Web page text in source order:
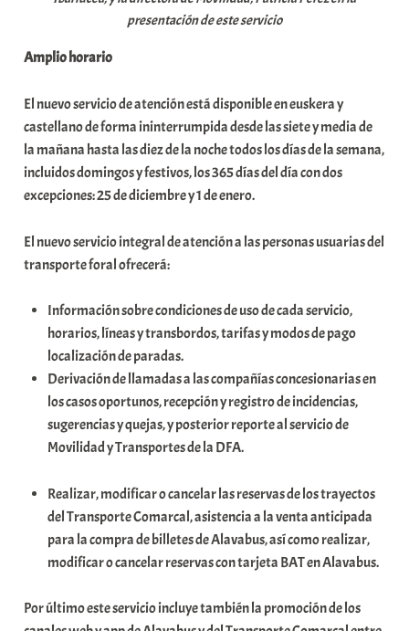
presentación de este servicio
Amplio horario
El nuevo servicio de atención está disponible en euskera y
castellano de forma ininterrumpida desde las siete y media de
la mañana hasta las diez de la noche todos los días de la semana,
incluidos domingos y festivos, los 365 días del día con dos
excepciones: 25 de diciembre y 1 de enero.
El nuevo servicio integral de atención a las personas usuarias del
transporte foral ofrecerá:
Información sobre condiciones de uso de cada servicio,
horarios, líneas y transbordos, tarifas y modos de pago
localización de paradas.
Derivación de llamadas a las compañías concesionarias en
los casos oportunos, recepción y registro de incidencias,
sugerencias y quejas, y posterior reporte al servicio de
Movilidad y Transportes de la DFA.
Realizar, modificar o cancelar las reservas de los trayectos
del Transporte Comarcal, asistencia a la venta anticipada
para la compra de billetes de Alavabus, así como realizar,
modificar o cancelar reservas con tarjeta BAT en Alavabus.
Por último este servicio incluye también la promoción de los